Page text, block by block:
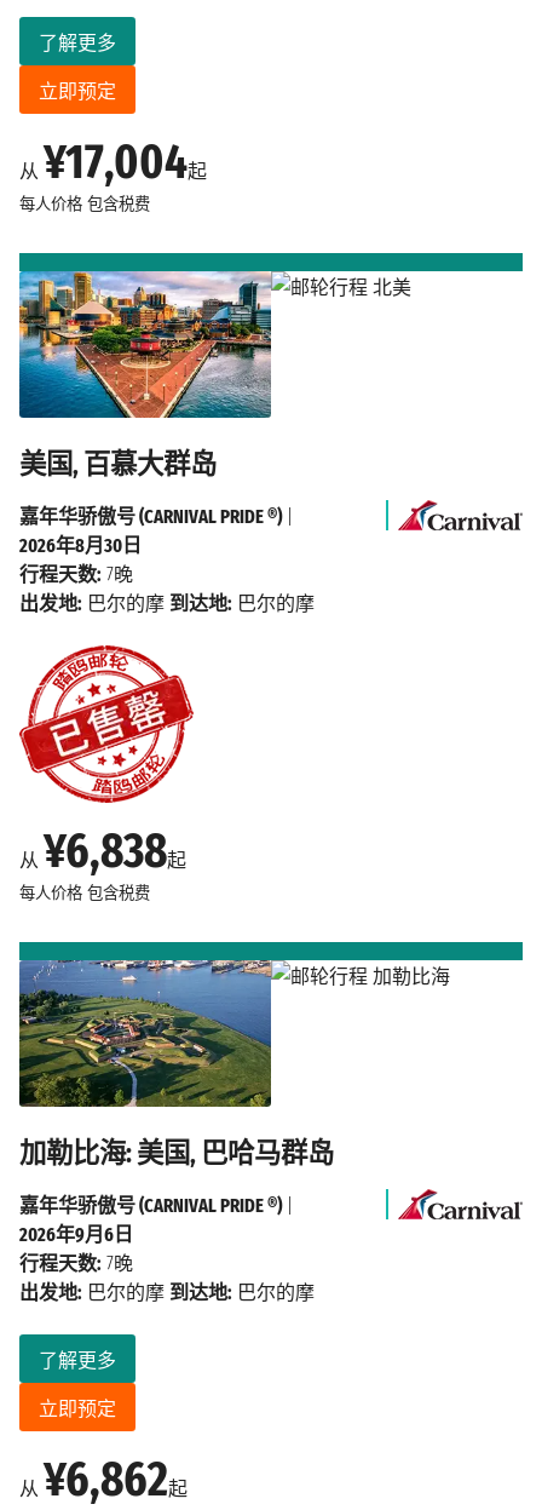
从 ¥17,004起
每人价格 包含税费
了解更多
立即预定
美国, 百慕大群岛
从 ¥6,838起
每人价格 包含税费
嘉年华骄傲号 (CARNIVAL PRIDE ®)|
2026年8月30日
行程天数: 7晚
出发地: 巴尔的摩 到达地: 巴尔的摩
加勒比海: 美国, 巴哈马群岛
从 ¥6,862起
了解更多
立即预定
嘉年华骄傲号 (CARNIVAL PRIDE ®)|
2026年9月6日
行程天数: 7晚
出发地: 巴尔的摩 到达地: 巴尔的摩